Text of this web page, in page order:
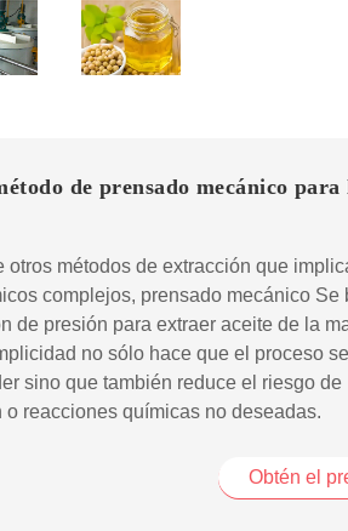
de prensado mecánico para
otros métodos de extracción que
complejos, prensado mecánico Se
de presión para extraer aceite de la
no sólo hace que el proceso
sino que también reduce el riesgo de
o reacciones químicas no deseadas.
Obtén el